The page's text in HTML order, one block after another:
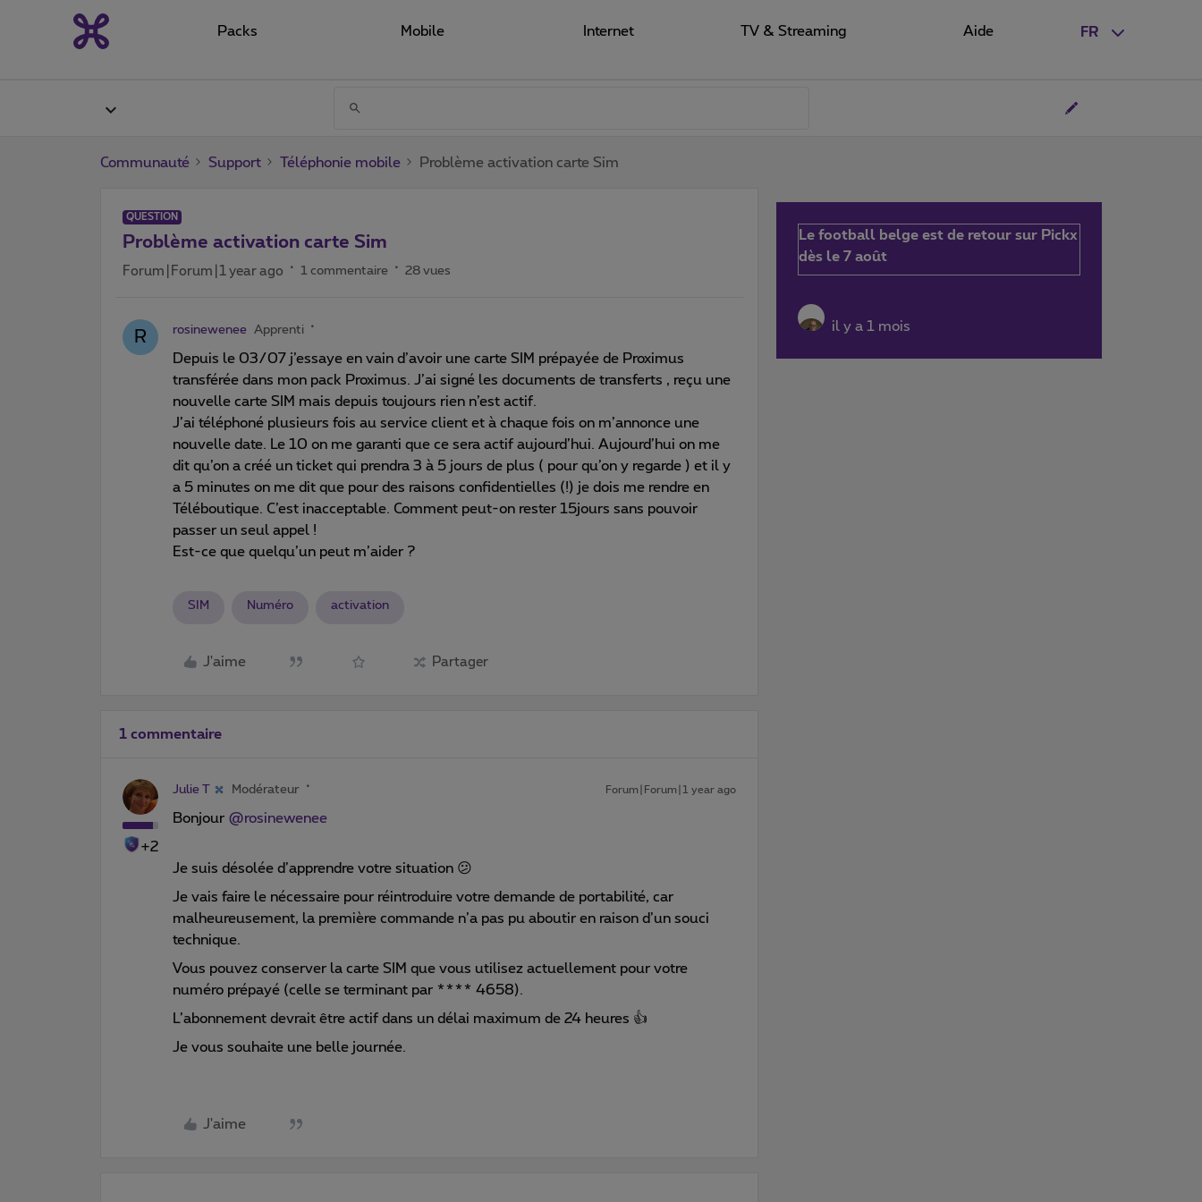
FR
Packs Mobile Internet TV & Streaming Aide
Communauté Support Téléphonie mobile Problème activation carte Sim
QUESTION
Problème activation carte Sim
Forum|Forum|1 year ago 1 commentaire 28 vues
R rosinewenee Apprenti
Depuis le 03/07 j’essaye en vain d’avoir une carte SIM prépayée de Proximus
transférée dans mon pack Proximus. J’ai signé les documents de transferts , reçu une
nouvelle carte SIM mais depuis toujours rien n’est actif.
J’ai téléphoné plusieurs fois au service client et à chaque fois on m’annonce une
nouvelle date. Le 10 on me garanti que ce sera actif aujourd’hui. Aujourd’hui on me
dit qu’on a créé un ticket qui prendra 3 à 5 jours de plus ( pour qu’on y regarde ) et il y
a 5 minutes on me dit que pour des raisons confidentielles (!) je dois me rendre en
Téléboutique. C’est inacceptable. Comment peut-on rester 15jours sans pouvoir
passer un seul appel !
Est-ce que quelqu’un peut m’aider ?
SIM Numéro activation
J'aime Partager
1 commentaire
+2
Julie T Modérateur Forum|Forum|1 year ago
Bonjour ​ @rosinewenee
Je suis désolée d’apprendre votre situation 😕
Je vais faire le nécessaire pour réintroduire votre demande de portabilité, car
malheureusement, la première commande n’a pas pu aboutir en raison d’un souci
technique.
Vous pouvez conserver la carte SIM que vous utilisez actuellement pour votre
numéro prépayé (celle se terminant par **** 4658).
L’abonnement devrait être actif dans un délai maximum de 24 heures 👍
Je vous souhaite une belle journée.
J'aime
Le football belge est de retour sur Pickx
dès le 7 août
il y a 1 mois